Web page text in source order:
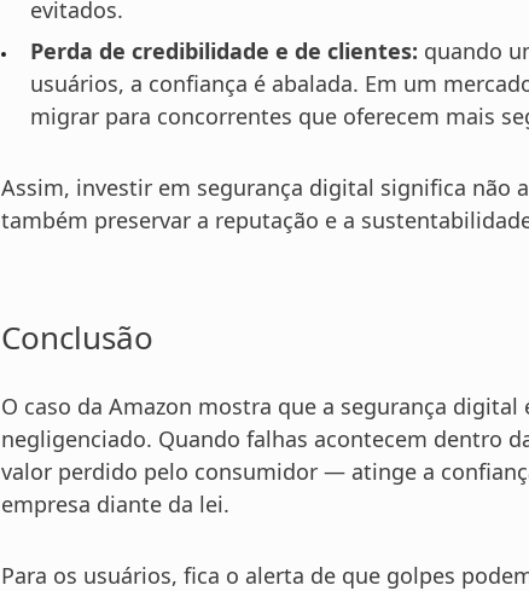
evitados.
Perda de credibilidade e de clientes: quando
usuários, a confiança é abalada. Em um
migrar para concorrentes que oferecem mais
Assim, investir em segurança digital significa não
também preservar a reputação e a
Conclusão
O caso da Amazon mostra que a segurança
negligenciado. Quando falhas acontecem dentro
valor perdido pelo consumidor — atinge a
empresa diante da lei.
Para os usuários, fica o alerta de que golpes